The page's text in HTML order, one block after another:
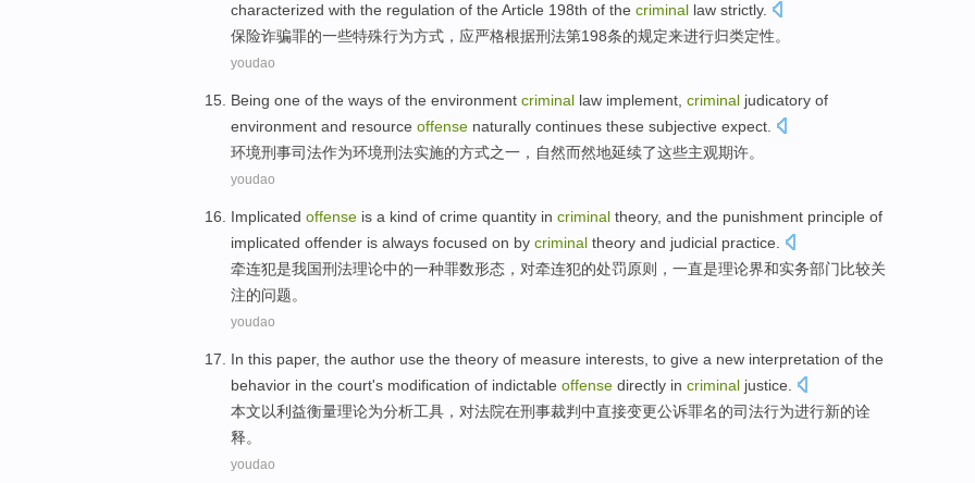
characterized with the regulation of the Article 198th of the criminal law strictly.
保险诈骗罪的一些特殊行为方式， 应严格根据刑法第198条的规定来进行归类定性。
youdao
Being one of the ways of the environment criminal law implement criminal judicatory of
environment and resource offense naturally continues these subjective expect
环境刑事司法作为环境刑法实施的方式之一 ， 自然而然地延续了这些主观期许。
youdao
Implicated offense is a kind of crime quantity in criminal theory, and the punishment principle of
implicated offender is always focused on by criminal theory and judicial practice
牵连犯是我国刑法理论中的一种罪数形态，对牵连犯的处罚原则 ， 一直是理论界和实务部门比较关
注的问题。
youdao
In this paper, the author use the theory of measure interests to give a new interpretation of the
behavior in the court's modification of indictable offense directly in criminal justice
本文以利益衡量理论为分析工具， 对法院在刑事裁判中直接变更公诉罪名的司法行为进行新的诠
释。
youdao